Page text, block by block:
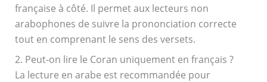
française à côté. Il permet aux lecteurs non
arabophones de suivre la prononciation correcte
tout en comprenant le sens des versets.
2. Peut-on lire le Coran uniquement en français ?
La lecture en arabe est recommandée pour